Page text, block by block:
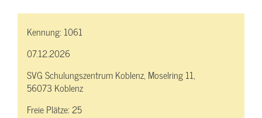
Kennung: 1061
07.12.2026
SVG Schulungszentrum Koblenz, Moselring 11,
56073 Koblenz
Freie Plätze:25